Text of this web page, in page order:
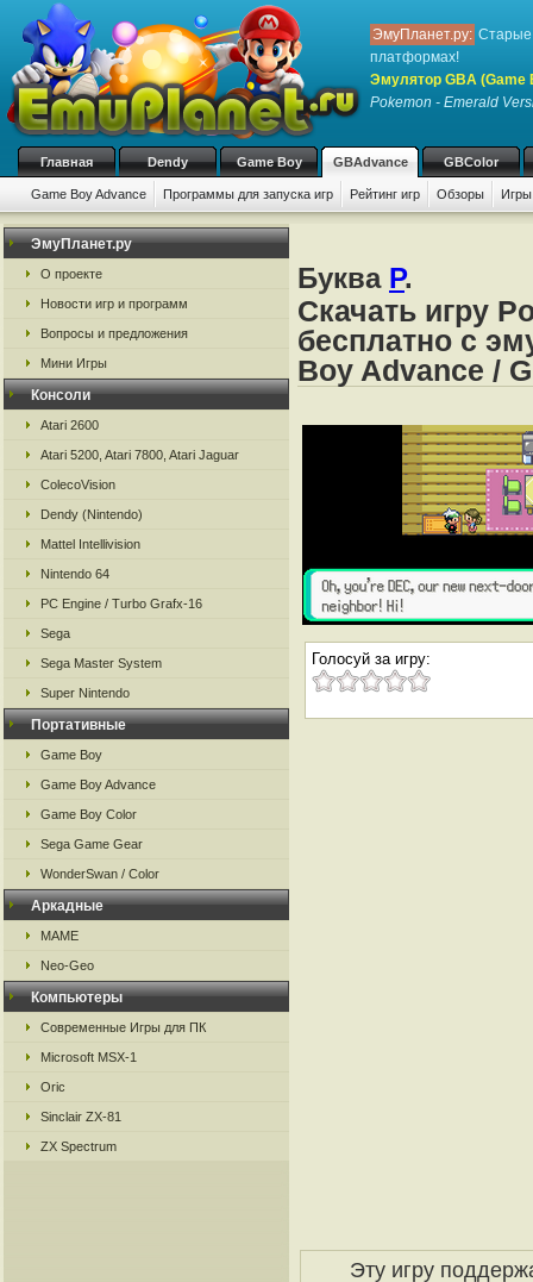
ЭмуПланет.ру: Старые
платформах!
Эмулятор GBA (Game
Pokemon - Emerald
Главная Dendy Game Boy GBAdvance GBColor
Game Boy Advance Программы для запуска игр Рейтинг игр Обзоры
ЭмуПланет.ру
О проекте
Новости игр и программ
Вопросы и предложения
Мини Игры
Консоли
Atari 2600
Atari 5200, Atari 7800, Atari Jaguar
ColecoVision
Dendy (Nintendo)
Mattel Intellivision
Nintendo 64
PC Engine / Turbo Grafx-16
Sega
Sega Master System
Super Nintendo
Портативные
Game Boy
Game Boy Advance
Game Boy Color
Sega Game Gear
WonderSwan / Color
Аркадные
MAME
Neo-Geo
Компьютеры
Современные Игры для ПК
Microsoft MSX-1
Oric
Sinclair ZX-81
ZX Spectrum
Буква P.
Скачать игру
бесплатно с
Boy Advance /
Голосуй за игру:
Эту игру